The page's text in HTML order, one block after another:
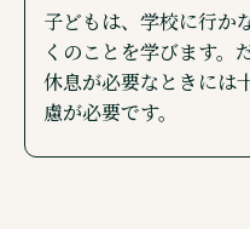
子どもは、学校に行か
くのことを学びます。
休息が必要なときには
慮が必要です。